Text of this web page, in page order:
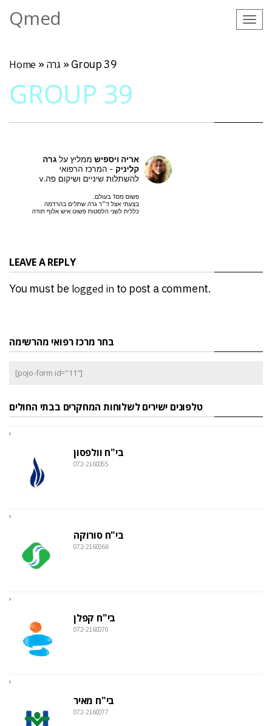
Qmed
Home » גרה » Group 39
GROUP 39
LEAVE A REPLY
You must be logged in to post a comment.
בחר מרכז רפואי מהרשימה
[pojo-form id="11"]
טלפונים ישירים לשלוחות המחקרים בבתי החולים
בי"ח וולפסון
072-2160055
בי"ח סורוקה
072-2160066
בי"ח קפלן
072-2160070
בי"ח מאיר
072-2160077